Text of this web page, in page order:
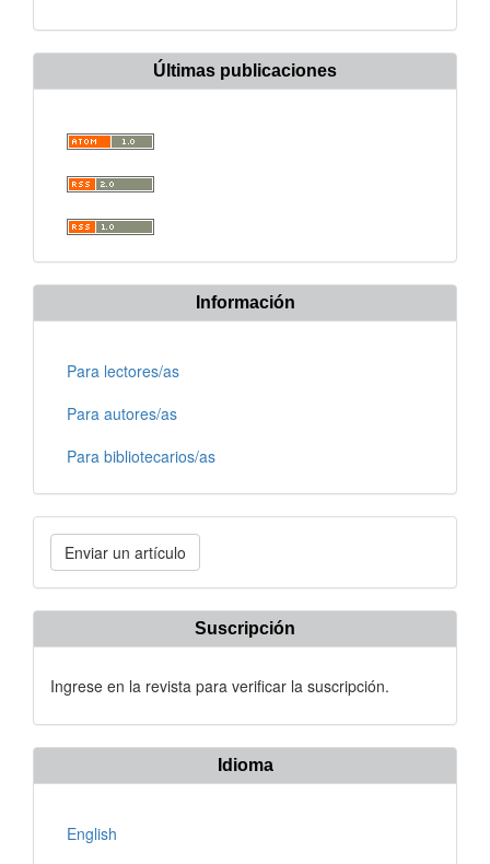
Últimas publicaciones
Información
Para lectores/as
Para autores/as
Para bibliotecarios/as
Enviar
un
artículo
Enviar un artículo
Suscripción
Ingrese en la revista para verificar la suscripción.
Idioma
English